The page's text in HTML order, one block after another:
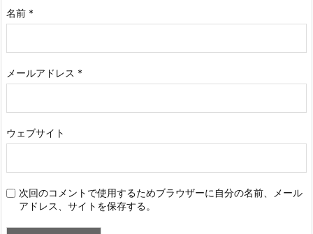
名前 *
メールアドレス *
ウェブサイト
次回のコメントで使用するためブラウザーに自分の名前、メール
アドレス、サイトを保存する。